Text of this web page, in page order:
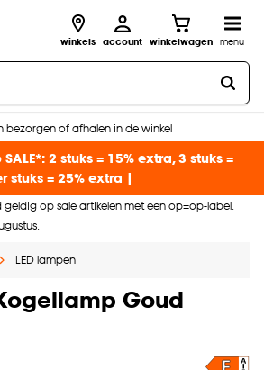
winkels account winkelwagen menu
bezorgen of afhalen in de winkel
raam advies en inmeten aan huis
korting op je volgende bestelling
2 stuks = 15% extra, 3 stuks =
stuks = 25% extra |
geldig op sale artikelen met een op=op-label.
LED lampen
Goud